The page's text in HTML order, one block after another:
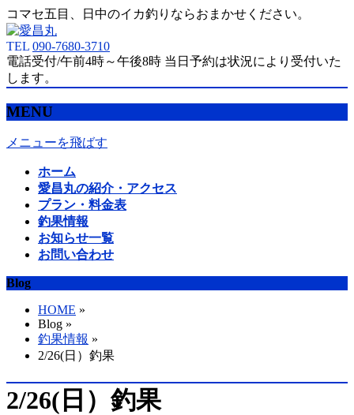
コマセ五目、日中のイカ釣りならおまかせください。
TEL 090-7680-3710
電話受付/午前4時～午後8時 当日予約は状況により受付いた
します。
MENU
メニューを飛ばす
ホーム
愛昌丸の紹介・アクセス
プラン・料金表
釣果情報
お知らせ一覧
お問い合わせ
Blog
HOME »
Blog »
釣果情報 »
2/26(日）釣果
2/26(日）釣果